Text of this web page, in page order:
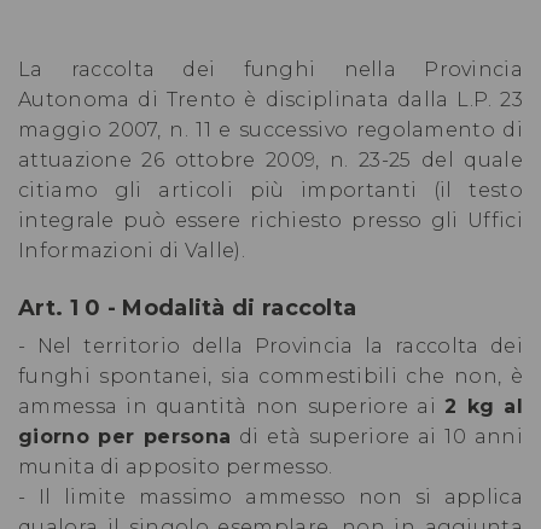
La raccolta dei funghi nella Provincia
Autonoma di Trento è disciplinata dalla L.P. 23
maggio 2007, n. 11 e successivo regolamento di
attuazione 26 ottobre 2009, n. 23-25 del quale
citiamo gli articoli più importanti (il testo
integrale può essere richiesto presso gli Uffici
Informazioni di Valle).
Art. 1 0 - Modalità di raccolta
- Nel territorio della Provincia la raccolta dei
funghi spontanei, sia commestibili che non, è
ammessa in quantità non superiore ai 2 kg al
giorno per persona di età superiore ai 10 anni
munita di apposito permesso.
- Il limite massimo ammesso non si applica